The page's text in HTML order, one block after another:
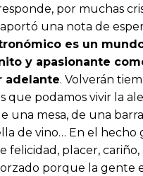
por muchas
una nota de
es un
y apasionante
adelante. Volverán
que podamos vivir la
una mesa, de una
de vino… En el hecho
felicidad, placer, cariño,
porque la gente